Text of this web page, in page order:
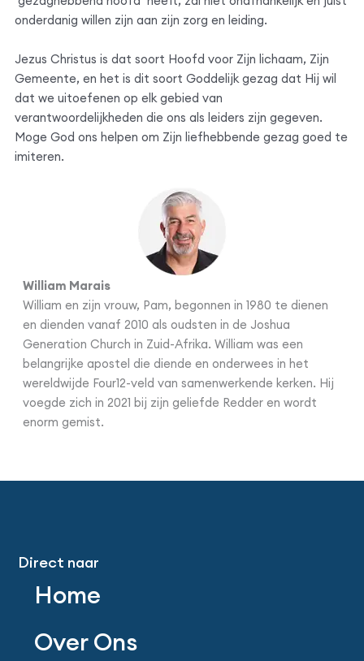
onderdanig willen zijn aan zijn zorg en leiding.
Jezus Christus is dat soort Hoofd voor Zijn lichaam, Zijn
Gemeente, en het is dit soort Goddelijk gezag dat Hij wil
dat we uitoefenen op elk gebied van
verantwoordelijkheden die ons als leiders zijn gegeven.
Moge God ons helpen om Zijn liefhebbende gezag goed te
imiteren.
William Marais
William en zijn vrouw, Pam, begonnen in 1980 te dienen
en dienden vanaf 2010 als oudsten in de Joshua
Generation Church in Zuid-Afrika. William was een
belangrijke apostel die diende en onderwees in het
wereldwijde Four12-veld van samenwerkende kerken. Hij
voegde zich in 2021 bij zijn geliefde Redder en wordt
enorm gemist.
Direct naar
Home
Over Ons